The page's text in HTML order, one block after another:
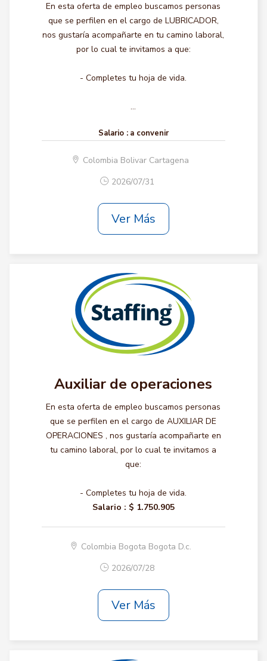
En esta oferta de empleo buscamos personas
que se perfilen en el cargo de LUBRICADOR,
nos gustaría acompañarte en tu camino laboral,
por lo cual te invitamos a que:
- Completes tu hoja de vida.
...
Salario : a convenir
Colombia Bolivar Cartagena
2026/07/31
Ver Más
Auxiliar de operaciones
En esta oferta de empleo buscamos personas
que se perfilen en el cargo de AUXILIAR DE
OPERACIONES , nos gustaría acompañarte en
tu camino laboral, por lo cual te invitamos a
que:
- Completes tu hoja de vida.
Salario : $ 1.750.905
Colombia Bogota Bogota D.c.
2026/07/28
Ver Más